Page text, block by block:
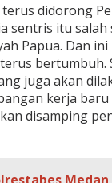
didorong
sentris itu
Papua. Dan
bertumbuh.
juga akan
kerja
disamping